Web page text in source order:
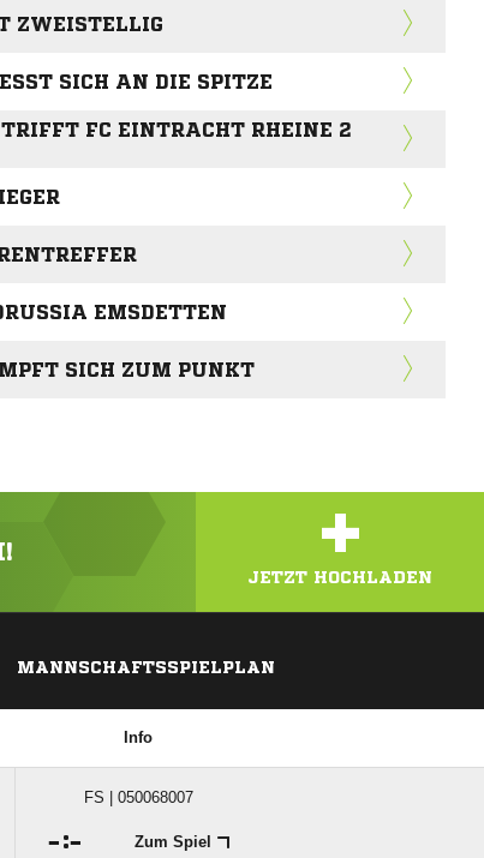
ZWEISTELLIG
SICH AN DIE SPITZE
FC EINTRACHT RHEINE 2
EMSDETTEN
SICH ZUM PUNKT
+
JETZT HOCHLADEN
MANNSCHAFTSSPIELPLAN
Info
FS | 050068007
: Zum Spiel